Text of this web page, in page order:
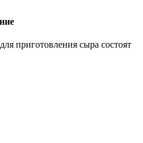
приготовления сыра состоят